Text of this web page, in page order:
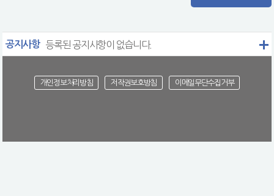
공지사항 등록된 공지사항이 없습니다.
개인정보처리방침 저작권보호방침 이메일무단수집거부